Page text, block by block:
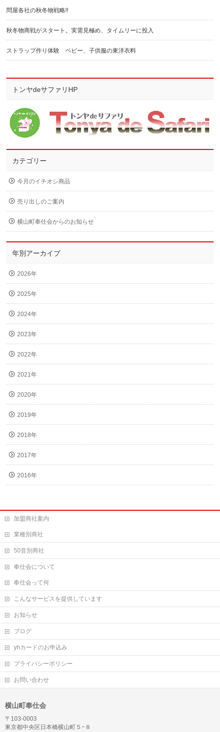
問屋各社の秋冬物戦略!!
秋冬物商戦がスタート。実需見極め、タイムリーに投入
ストラップ作り体験 ベビー、子供服の東洋衣料
トンヤdeサファリHP
カテゴリー
今月のイチオシ商品
売り出しのご案内
横山町奉仕会からのお知らせ
年別アーカイブ
2026年
2025年
2024年
2023年
2022年
2021年
2020年
2019年
2018年
2017年
2016年
加盟商社案内
業種別商社
50音別商社
奉仕会について
奉仕会って何
こんなサービスを提供しています
お知らせ
ブログ
yhカードのお申込み
プライバシーポリシー
お問い合わせ
横山町奉仕会
〒103-0003
東京都中央区日本橋横山町５−８